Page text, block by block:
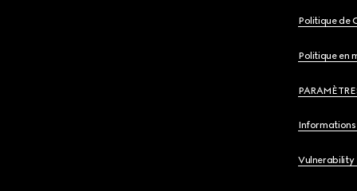
Politique de
Politique en
Informations
Vulnerability